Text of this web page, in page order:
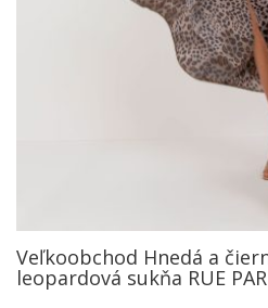
Veľkoobchod Hnedá a
leopardová sukňa RUE